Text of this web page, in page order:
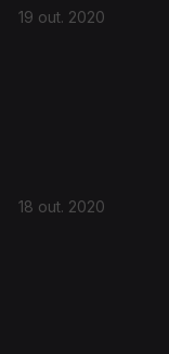
19 out. 2020
18 out. 2020